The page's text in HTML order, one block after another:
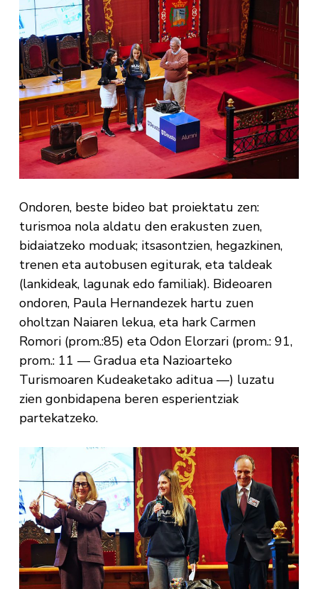
Ondoren, beste bideo bat proiektatu zen:
turismoa nola aldatu den erakusten zuen,
bidaiatzeko moduak; itsasontzien, hegazkinen,
trenen eta autobusen egiturak, eta taldeak
(lankideak, lagunak edo familiak). Bideoaren
ondoren, Paula Hernandezek hartu zuen
oholtzan Naiaren lekua, eta hark Carmen
Romori (prom.:85) eta Odon Elorzari (prom.: 91,
prom.: 11 — Gradua eta Nazioarteko
Turismoaren Kudeaketako aditua —) luzatu
zien gonbidapena beren esperientziak
partekatzeko.